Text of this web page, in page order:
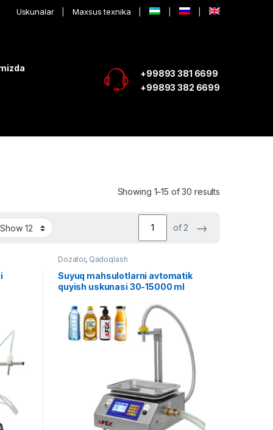
Uskunalar Maxsus texnika
+99893 381 6699
+99893 382 6699
Showing 1–15 of 30 results
of 2 →
Dozator, Qadoqlash
Suyuq mahsulotlarni avtomatik
quyish uskunasi 30-15000 ml